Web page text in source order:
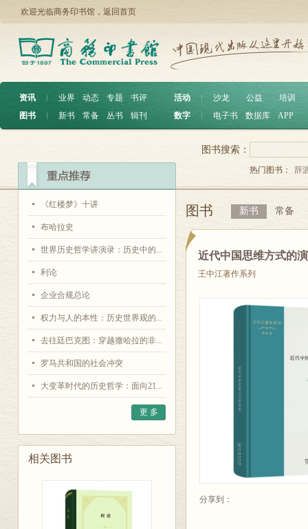
欢迎光临商务印书馆， 返回首页
资讯 ︱ 业界 动态 专题
书评
图书
︱ 新书 常备 丛书 辑刊
活动 沙龙 公益
培训
数字
电子书 数据库 APP
《红楼梦》十讲
布哈拉史
世界历史哲学讲演录：历史中的...
利论
企业合规总论
权力与人的本性：历史世界观的...
去往廷巴克图：穿越撒哈拉的非...
罗马共和国的社会冲突
大变革时代的历史哲学：面向21...
更 多
相关图书
图书搜索：
热门图书： 辞
图书 新书 常备
近代中国思维方式的
王中江著作系列
分享到：